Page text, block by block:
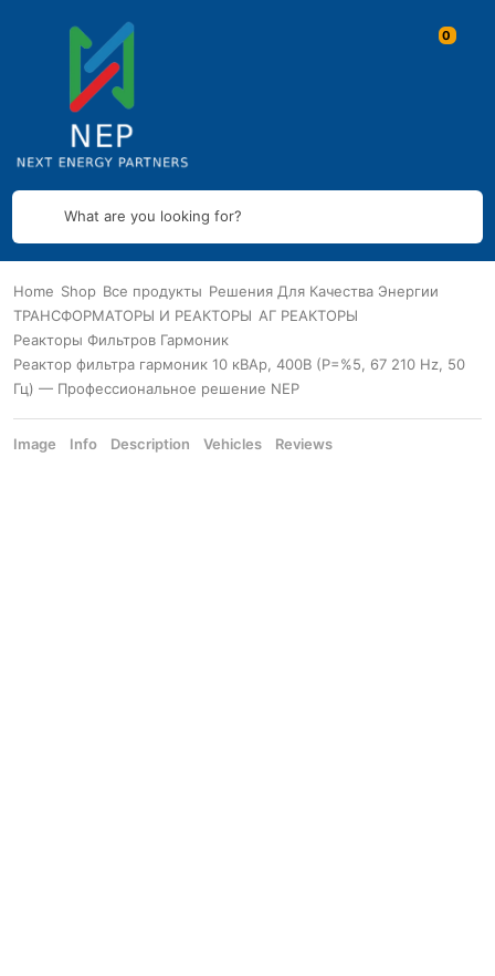
What are you looking for?
Home Shop Все продукты Решения Для Качества Энергии
ТРАНСФОРМАТОРЫ И РЕАКТОРЫ АГ РЕАКТОРЫ
Реакторы Фильтров Гармоник
Реактор фильтра гармоник 10 кВАр, 400В (P=%5, 67 210 Hz, 50
Гц) — Профессиональное решение NEP
Image Info Description Vehicles Reviews